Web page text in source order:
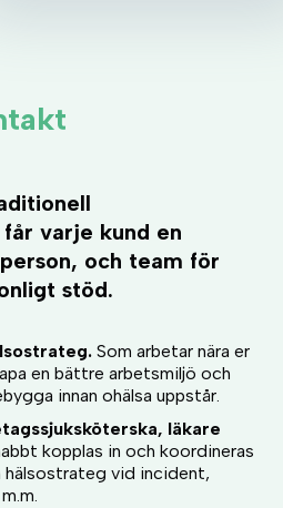
varje kund en
och team för
stöd.
Som arbetar nära er
en bättre arbetsmiljö och
innan ohälsa uppstår.
läkare
kopplas in och koordineras
hälsostrateg vid incident,